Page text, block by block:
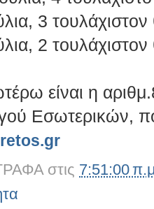
3 τουλάχιστον
2 τουλάχιστον
είναι η
Εσωτερικών,
στις 7:51:00